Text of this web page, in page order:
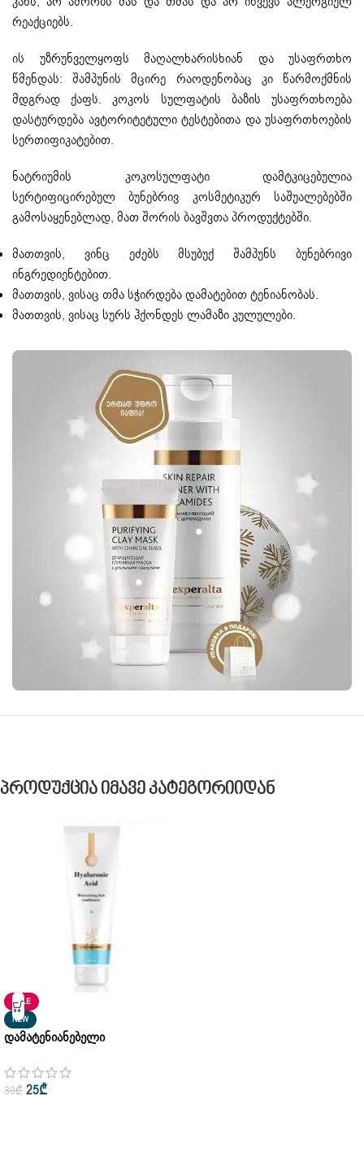
რეაქციებს.
ის უზრუნველყოფს მაღალხარისხიან და უსაფრთხო
წმენდას: შამპუნის მცირე რაოდენობაც კი წარმოქმნის
მდგრად ქაფს. კოკოს სულფატის ბაზის უსაფრთხოება
დასტურდება ავტორიტეტული ტესტებითა და უსაფრთხოების
სერთიფიკატებით.
ნატრიუმის კოკოსულფატი დამტკიცებულია
სერტიფიცირებულ ბუნებრივ კოსმეტიკურ საშუალებებში
გამოსაყენებლად, მათ შორის ბავშვთა პროდუქტებში.
მათთვის, ვინც ეძებს მსუბუქ შამპუნს ბუნებრივი
ინგრედიენტებით.
მათთვის, ვისაც თმა სჭირდება დამატებით ტენიანობას.
მათთვის, ვისაც სურს ჰქონდეს ლამაზი კულულები.
Პროდუქცია Იმავე Კატეგორიიდან
SALE
NEW
Დამატენიანებელი
Siberian Wellness 250ml
30₾ 25₾